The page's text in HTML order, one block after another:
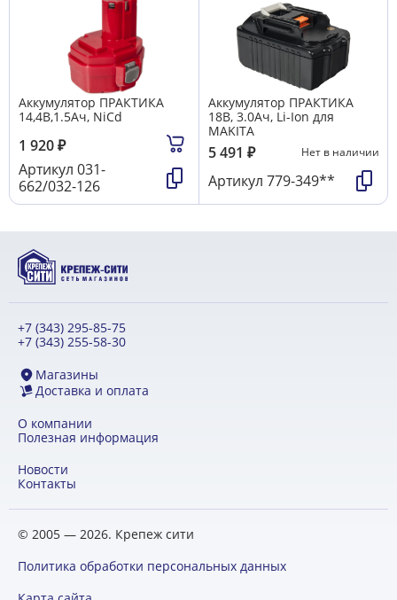
Аккумулятор ПРАКТИКА
14,4B,1.5Aч, NiCd
1 920₽
Артикул 031-
662/032-126
Аккумулятор ПРАКТИКА
18B, 3.0Aч, Li-Ion для
MAKITA
5 491 ₽ Нет в наличии
Артикул 779-349**
+7 (343) 295-85-75
+7 (343) 255-58-30
Магазины
Доставка и оплата
О компании
Полезная информация
Новости
Контакты
© 2005 — 2026. Крепеж сити
Политика обработки персональных данных